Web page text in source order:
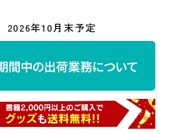
2026年10月末予定